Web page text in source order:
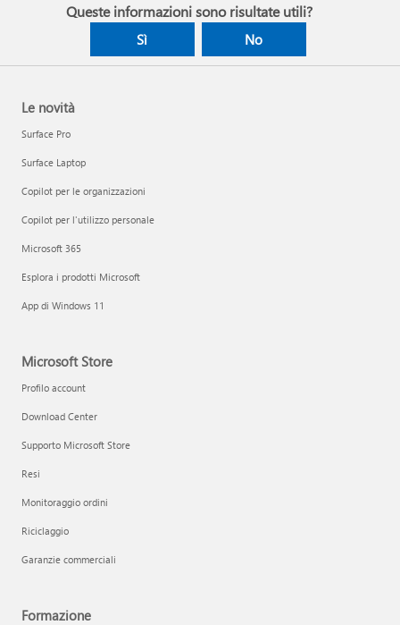
Queste informazioni sono risultate utili?
Sì No
Le novità
Surface Pro
Surface Laptop
Copilot per le organizzazioni
Copilot per l'utilizzo personale
Microsoft 365
Esplora i prodotti Microsoft
App di Windows 11
Microsoft Store
Profilo account
Download Center
Supporto Microsoft Store
Resi
Monitoraggio ordini
Riciclaggio
Garanzie commerciali
Formazione